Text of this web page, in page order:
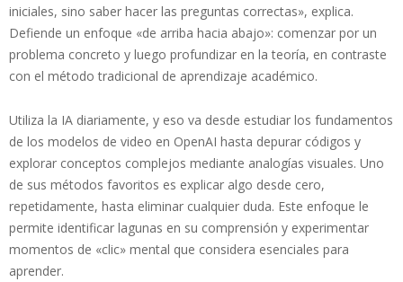
iniciales, sino saber hacer las preguntas correctas», explica.
Defiende un enfoque «de arriba hacia abajo»: comenzar por un
problema concreto y luego profundizar en la teoría, en contraste
con el método tradicional de aprendizaje académico.
Utiliza la IA diariamente, y eso va desde estudiar los fundamentos
de los modelos de video en OpenAI hasta depurar códigos y
explorar conceptos complejos mediante analogías visuales. Uno
de sus métodos favoritos es explicar algo desde cero,
repetidamente, hasta eliminar cualquier duda. Este enfoque le
permite identificar lagunas en su comprensión y experimentar
momentos de «clic» mental que considera esenciales para
aprender.